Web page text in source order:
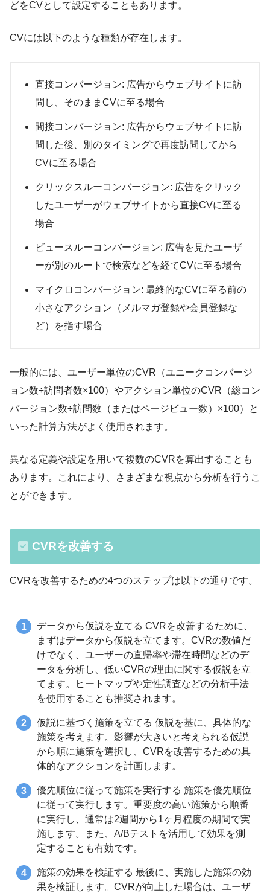
どをCVとして設定することもあります。
CVには以下のような種類が存在します。
直接コンバージョン: 広告からウェブサイトに訪
問し、そのままCVに至る場合
間接コンバージョン: 広告からウェブサイトに訪
問した後、別のタイミングで再度訪問してから
CVに至る場合
クリックスルーコンバージョン: 広告をクリック
したユーザーがウェブサイトから直接CVに至る
場合
ビュースルーコンバージョン: 広告を見たユーザ
ーが別のルートで検索などを経てCVに至る場合
マイクロコンバージョン: 最終的なCVに至る前の
小さなアクション（メルマガ登録や会員登録な
ど）を指す場合
一般的には、ユーザー単位のCVR（ユニークコンバージ
ョン数÷訪問者数×100）やアクション単位のCVR（総コン
バージョン数÷訪問数（またはページビュー数）×100）と
いった計算方法がよく使用されます。
異なる定義や設定を用いて複数のCVRを算出することも
あります。これにより、さまざまな視点から分析を行うこ
とができます。
CVRを改善する
CVRを改善するための4つのステップは以下の通りです。
データから仮説を立てる CVRを改善するために、
まずはデータから仮説を立てます。CVRの数値だ
けでなく、ユーザーの直帰率や滞在時間などのデ
ータを分析し、低いCVRの理由に関する仮説を立
てます。ヒートマップや定性調査などの分析手法
を使用することも推奨されます。
仮説に基づく施策を立てる 仮説を基に、具体的な
施策を考えます。影響が大きいと考えられる仮説
から順に施策を選択し、CVRを改善するための具
体的なアクションを計画します。
優先順位に従って施策を実行する 施策を優先順位
に従って実行します。重要度の高い施策から順番
に実行し、通常は2週間から1ヶ月程度の期間で実
施します。また、A/Bテストを活用して効果を測
定することも有効です。
施策の効果を検証する 最後に、実施した施策の効
果を検証します。CVRが向上した場合は、ユーザ